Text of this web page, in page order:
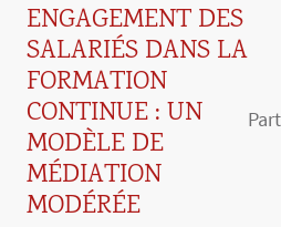
ENGAGEMENT DES
SALARIÉS DANS LA
FORMATION
CONTINUE : UN
MODÈLE DE
MÉDIATION
MODÉRÉE